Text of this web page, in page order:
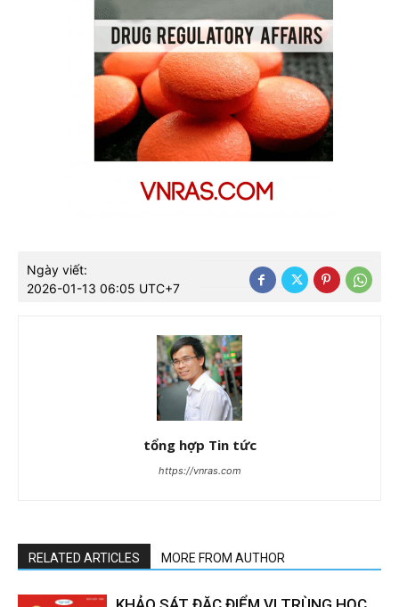
Ngày viết:
2026-01-13 06:05 UTC+7
tổng hợp Tin tức
https://vnras.com
RELATED ARTICLES MORE FROM AUTHOR